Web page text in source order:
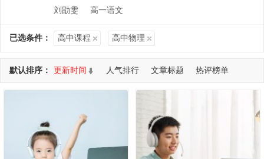
刘勖雯
高一语文
已选条件： 高中课程 高中物理
默认排序： 更新时间 人气排行 文章标题
热评榜单
共查询到 554 个DEMO